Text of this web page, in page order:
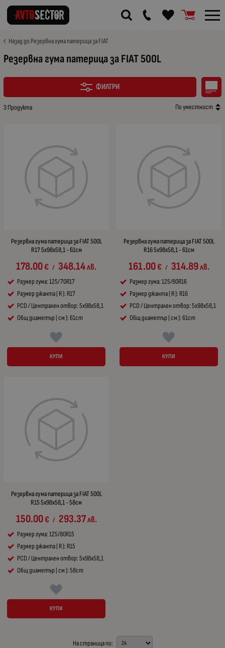
Назад до Резервна гума патерица за FIAT
Резервна гума патерица за FIAT 500L
ФИЛТРИ
3 Продукта По уместност
Резервна гума патерица за FIAT 500L
R17 5x98x58,1 - 61см
178.00€ / 348.14лв.
Размер гума: 125/70R17
Размер джанта ( R ): R17
PCD / Централен отвор: 5x98x58,1
Общ диаметър ( см ): 61cm
КУПИ
Резервна гума патерица за FIAT 500L
R16 5x98x58,1 - 61см
161.00€ / 314.89лв.
Размер гума: 125/80R16
Размер джанта ( R ): R16
PCD / Централен отвор: 5x98x58,1
Общ диаметър ( см ): 61cm
КУПИ
Резервна гума патерица за FIAT 500L
R15 5x98x58,1 - 58см
150.00€ / 293.37лв.
Размер гума: 125/80R15
Размер джанта ( R ): R15
PCD / Централен отвор: 5x98x58,1
Общ диаметър ( см ): 58cm
КУПИ
На страница по: